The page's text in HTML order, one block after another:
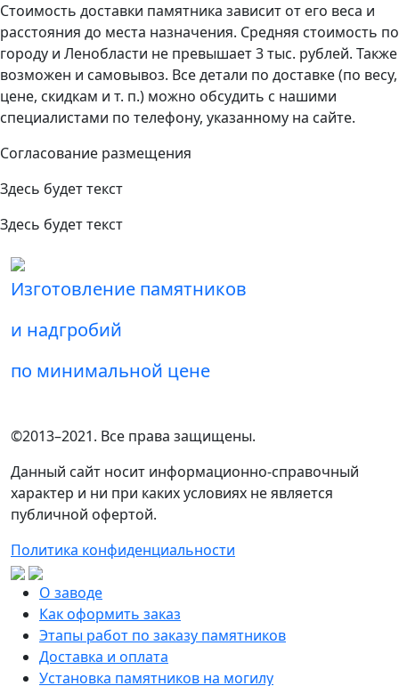
Стоимость доставки памятника зависит от его веса и
расстояния до места назначения. Средняя стоимость по
городу и Ленобласти не превышает 3 тыс. рублей. Также
возможен и самовывоз. Все детали по доставке (по весу,
цене, скидкам и т. п.) можно обсудить с нашими
специалистами по телефону, указанному на сайте.
Согласование размещения
Здесь будет текст
Здесь будет текст
Изготовление памятников
и надгробий
по минимальной цене
©2013–2021. Все права защищены.
Данный сайт носит информационно-справочный
характер и ни при каких условиях не является
публичной офертой.
Политика конфиденциальности
О заводе
Как оформить заказ
Этапы работ по заказу памятников
Доставка и оплата
Установка памятников на могилу